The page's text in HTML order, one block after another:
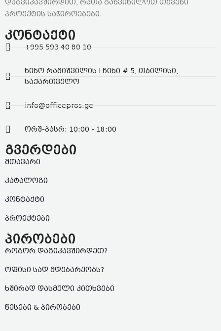
დაგვიკავშირდით, რათა განვიხილოთ თქვენი
პროექტის საჭიროებები.
კონტაქტი
+995 593 40 80 10
ნინო რამიშვილის I ჩიხი # 5, თბილისი,
საქართველო
info@officepros.ge
ორშ-პასრ: 10:00 - 18:00
გვერდები
მთავარი
კატალოგი
კონტაქტი
პროექტები
პირობები
როგორ დაგიკავშირდეთ?
ოფისი სად მდებარეობს?
ხშირად დასმული კითხვები
წესები & პირობები